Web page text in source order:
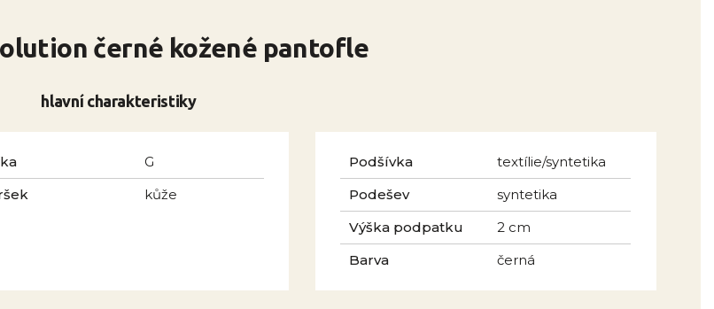
černé kožené pantofle
hlavní charakteristiky
G
kůže
Podšívka
textílie/syntetika
Podešev
syntetika
Výška podpatku
2 cm
Barva
černá